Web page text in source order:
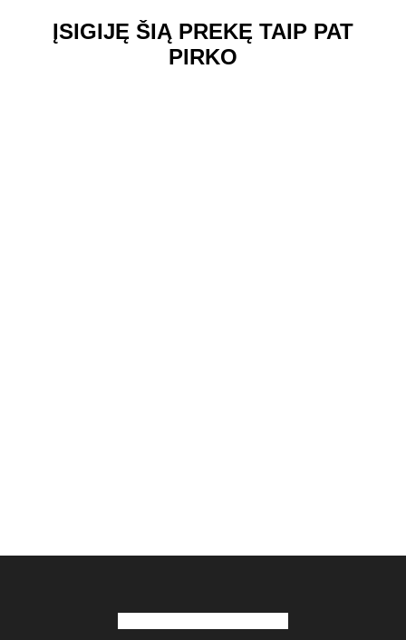
ĮSIGIJĘ ŠIĄ PREKĘ TAIP PAT
PIRKO